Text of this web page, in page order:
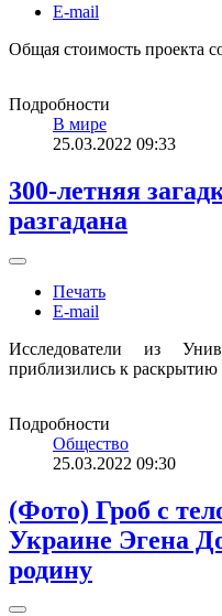
E-mail
Общая стоимость проекта
Подробности
В мире
25.03.2022 09:33
300-летняя
разгадана
Печать
E-mail
Исследователи из
приблизились к раскрытию
Подробности
Общество
25.03.2022 09:30
(Фото) Гроб с
Украине Эгена
родину